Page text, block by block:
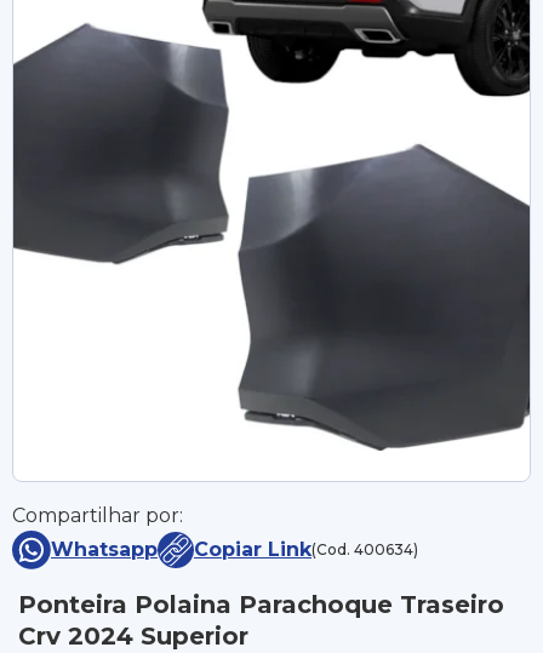
Compartilhar por:
Whatsapp
Copiar Link(Cod. 400634)
Ponteira Polaina Parachoque Traseiro
Crv 2024 Superior